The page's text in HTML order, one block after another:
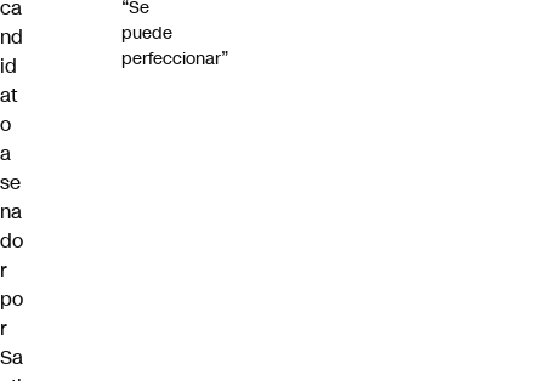
ca
nd
id
at
o
a
se
na
do
r
po
r
Sa
“Se
puede
perfeccionar”